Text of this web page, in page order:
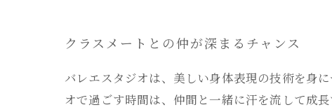
クラスメートとの仲が深まるチャンス
バレエスタジオは、美しい身体表現の技術を身
オで過ごす時間は、仲間と一緒に汗を流して成